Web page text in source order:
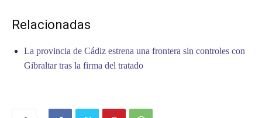
Relacionadas
La provincia de Cádiz estrena una frontera sin controles con
Gibraltar tras la firma del tratado